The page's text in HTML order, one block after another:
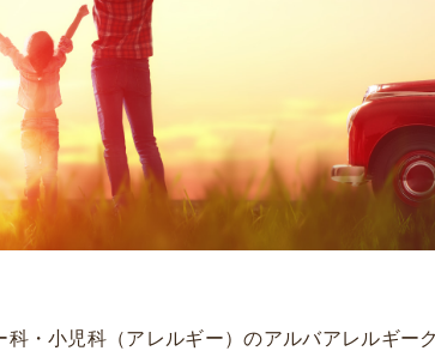
・小児科（アレルギー）のアルバアレルギー